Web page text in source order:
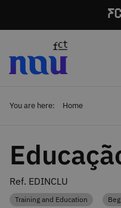
You are here: Home
Ref. EDINCLU
Category
Training and Education